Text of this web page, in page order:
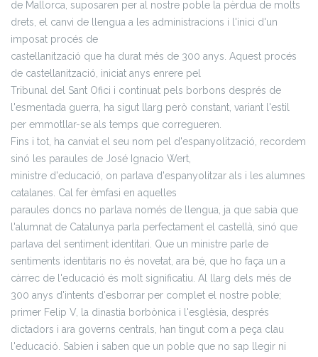
de Mallorca, suposaren per al nostre poble la pèrdua de molts
drets, el canvi de llengua a les administracions i l'inici d'un
imposat procés de
castellanització que ha durat més de 300 anys. Aquest procés
de castellanització, iniciat anys enrere pel
Tribunal del Sant Ofici i continuat pels borbons després de
l'esmentada guerra, ha sigut llarg però constant, variant l'estil
per emmotllar-se als temps que corregueren.
Fins i tot, ha canviat el seu nom pel d'espanyolització, recordem
sinó les paraules de José Ignacio Wert,
ministre d'educació, on parlava d'espanyolitzar als i les alumnes
catalanes. Cal fer èmfasi en aquelles
paraules doncs no parlava només de llengua, ja que sabia que
l'alumnat de Catalunya parla perfectament el castellà, sinó que
parlava del sentiment identitari. Que un ministre parle de
sentiments identitaris no és novetat, ara bé, que ho faça un a
càrrec de l'educació és molt significatiu. Al llarg dels més de
300 anys d'intents d'esborrar per complet el nostre poble;
primer Felip V, la dinastia borbònica i l'esglèsia, després
dictadors i ara governs centrals, han tingut com a peça clau
l'educació. Sabien i saben que un poble que no sap llegir ni